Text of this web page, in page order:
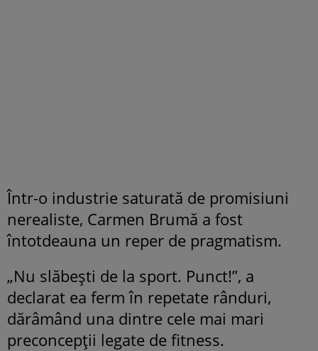
Într-o industrie saturată de promisiuni
nerealiste, Carmen Brumă a fost
întotdeauna un reper de pragmatism.
„Nu slăbești de la sport. Punct!”, a
declarat ea ferm în repetate rânduri,
dărâmând una dintre cele mai mari
preconcepții legate de fitness.